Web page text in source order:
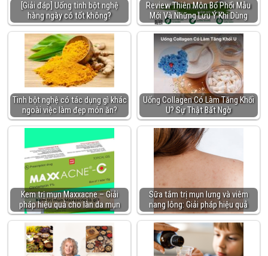
[Giải đáp] Uống tinh bột nghệ
hàng ngày có tốt không?
Review Thiên Môn Bổ Phổi Mẫu
Mới Và Những Lưu Ý Khi Dùng
Tinh bột nghệ có tác dụng gì khác
ngoài việc làm đẹp món ăn?
Uống Collagen Có Làm Tăng Khối
U? Sự Thật Bất Ngờ
Kem trị mụn Maxxacne – Giải
pháp hiệu quả cho làn da mụn
Sữa tắm trị mụn lưng và viêm
nang lông: Giải pháp hiệu quả